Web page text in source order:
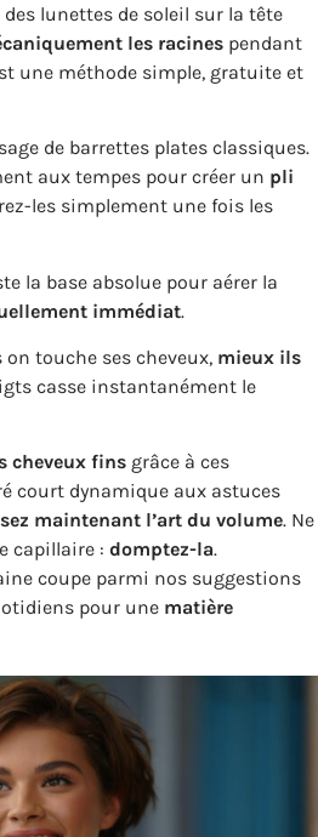
lunettes de soleil sur la tête
les racines pendant
une méthode simple, gratuite et
de barrettes plates classiques.
aux tempes pour créer un pli
les simplement une fois les
la base absolue pour aérer la
immédiat.
touche ses cheveux, mieux ils
casse instantanément le
cheveux fins grâce à ces
court dynamique aux astuces
maintenant l’art du volume. Ne
capillaire : domptez-la.
coupe parmi nos suggestions
pour une matière